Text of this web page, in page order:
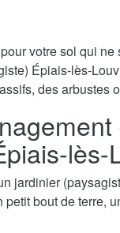
votre sol qui
Épiais-lès-
des arbustes
jardinier
bout de terre,